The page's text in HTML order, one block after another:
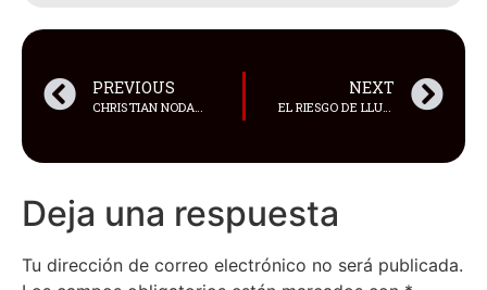
PREVIOUS NEXT
Deja una respuesta
Tu dirección de correo electrónico no será publicada.